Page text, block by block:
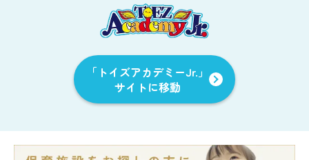
「トイズアカデミーJr.」
サイトに移動